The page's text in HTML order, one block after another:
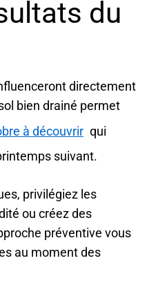
du
directement
bien drainé permet
à découvrir qui
suivant.
privilégiez les
ou créez des
préventive vous
au moment des